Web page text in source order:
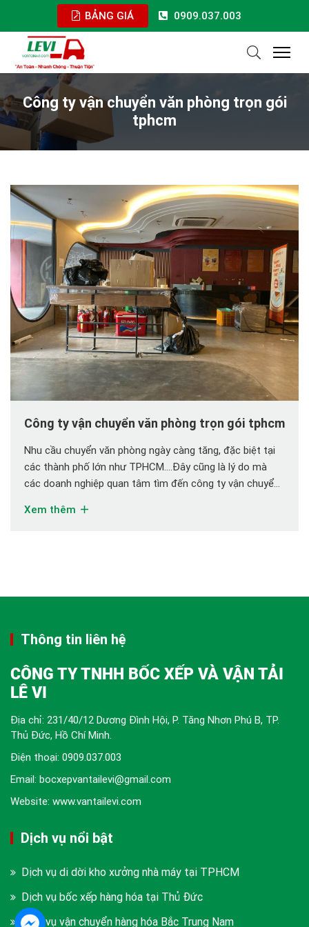
BẢNG GIÁ 0909.037.003
Công ty vận chuyển văn phòng trọn gói
tphcm
Công ty vận chuyển văn phòng trọn gói tphcm
Nhu cầu chuyển văn phòng ngày càng tăng, đặc biệt tại
các thành phố lớn như TPHCM….Đây cũng là lý do mà
các doanh nghiệp quan tâm tìm đến công ty vận chuyển
tưởng và lựa chọn LÊ VI với đội ngũ giàu kinh […]
Xem thêm
Thông tin liên hệ
CÔNG TY TNHH BỐC XẾP VÀ VẬN TẢI
LÊ VI
Địa chỉ: 231/40/12 Dương Đình Hội, P. Tăng Nhơn Phú B, TP.
Thủ Đức, Hồ Chí Minh.
Điện thoại: 0909.037.003
Email: bocxepvantailevi@gmail.com
Website: www.vantailevi.com
Dịch vụ nổi bật
Dịch vụ di dời kho xưởng nhà máy tại TPHCM
Dịch vụ bốc xếp hàng hóa tại Thủ Đức
Dịch vụ vận chuyển hàng hóa Bắc Trung Nam